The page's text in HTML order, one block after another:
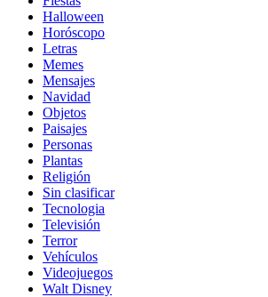
Halloween
Horóscopo
Letras
Memes
Mensajes
Navidad
Objetos
Paisajes
Personas
Plantas
Religión
Sin clasificar
Tecnologia
Televisión
Terror
Vehículos
Videojuegos
Walt Disney